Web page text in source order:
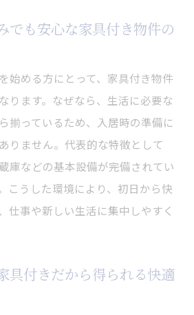
具付きの組み合わせが生む時
込み物件で準備の負担を減ら
具付きなら面倒な準備も不要
を叶える家具付きの選び方
適に暮らす家具付き物件の選
でも安心な家具付き物件の
始める方にとって、家具付き物件
ります。なぜなら、生活に必要な
揃っているため、入居時の準備に
りません。代表的な特徴として
庫などの基本設備が完備されてい
こうした環境により、初日から快
仕事や新しい生活に集中しやすく
具付きだから得られる快適